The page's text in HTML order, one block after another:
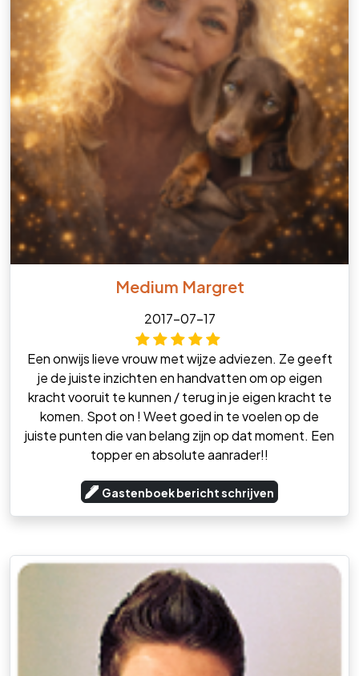
Medium Margret
2017-07-17
Een onwijs lieve vrouw met wijze adviezen. Ze geeft
je de juiste inzichten en handvatten om op eigen
kracht vooruit te kunnen / terug in je eigen kracht te
komen. Spot on ! Weet goed in te voelen op de
juiste punten die van belang zijn op dat moment. Een
topper en absolute aanrader!!
Gastenboek bericht schrijven